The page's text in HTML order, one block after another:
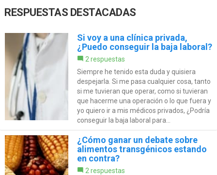
RESPUESTAS DESTACADAS
Si voy a una clínica privada,
¿Puedo conseguir la baja laboral?
2 respuestas
Siempre he tenido esta duda y quisiera
despejarla. Si me pasa cualquier cosa, tanto
si me tuvieran que operar, como si tuvieran
que hacerme una operación o lo que fuera y
yo quiero ir a mis médicos privados, ¿Podría
conseguir la baja laboral para...
¿Cómo ganar un debate sobre
alimentos transgénicos estando
en contra?
2 respuestas